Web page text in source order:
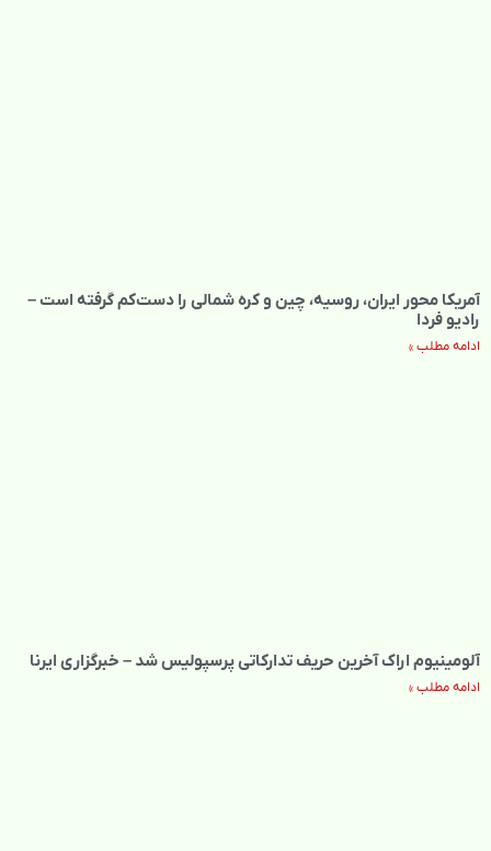
آمریکا محور ایران، روسیه، چین و کره شمالی را دست‌کم گرفته است –
رادیو فردا
ادامه مطلب »
آلومینیوم اراک آخرین حریف تدارکاتی پرسپولیس شد – خبرگزاری ایرنا
ادامه مطلب »